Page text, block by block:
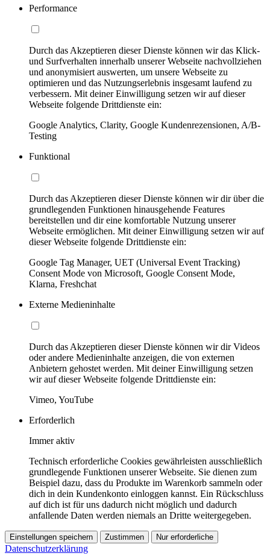
Performance
Durch das Akzeptieren dieser Dienste können wir das Klick-
und Surfverhalten innerhalb unserer Webseite nachvollziehen
und anonymisiert auswerten, um unsere Webseite zu
optimieren und das Nutzungserlebnis insgesamt laufend zu
verbessern. Mit deiner Einwilligung setzen wir auf dieser
Webseite folgende Drittdienste ein:
Google Analytics, Clarity, Google Kundenrezensionen, A/B-
Testing
Funktional
Durch das Akzeptieren dieser Dienste können wir dir über die
grundlegenden Funktionen hinausgehende Features
bereitstellen und dir eine komfortable Nutzung unserer
Webseite ermöglichen. Mit deiner Einwilligung setzen wir auf
dieser Webseite folgende Drittdienste ein:
Google Tag Manager, UET (Universal Event Tracking)
Consent Mode von Microsoft, Google Consent Mode,
Klarna, Freshchat
Externe Medieninhalte
Durch das Akzeptieren dieser Dienste können wir dir Videos
oder andere Medieninhalte anzeigen, die von externen
Anbietern gehostet werden. Mit deiner Einwilligung setzen
wir auf dieser Webseite folgende Drittdienste ein:
Vimeo, YouTube
Erforderlich
Immer aktiv
Technisch erforderliche Cookies gewährleisten ausschließlich
grundlegende Funktionen unserer Webseite. Sie dienen zum
Beispiel dazu, dass du Produkte im Warenkorb sammeln oder
dich in dein Kundenkonto einloggen kannst. Ein Rückschluss
auf dich ist für uns dadurch nicht möglich und dadurch
anfallende Daten werden niemals an Dritte weitergegeben.
Einstellungen speichern Zustimmen Nur erforderliche
Datenschutzerklärung